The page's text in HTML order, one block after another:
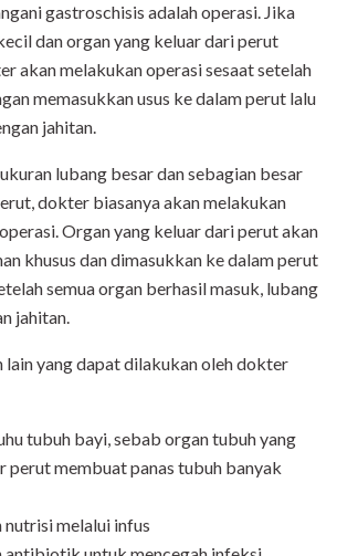
gastroschisis adalah operasi. Jika
dan organ yang keluar dari perut
akan melakukan operasi sesaat setelah
memasukkan usus ke dalam perut lalu
jahitan.
lubang besar dan sebagian besar
dokter biasanya akan melakukan
Organ yang keluar dari perut akan
khusus dan dimasukkan ke dalam perut
semua organ berhasil masuk, lubang
jahitan.
lain yang dapat dilakukan oleh dokter
tubuh bayi, sebab organ tubuh yang
perut membuat panas tubuh banyak
melalui infus